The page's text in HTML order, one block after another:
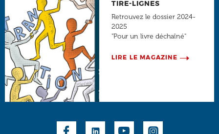
TIRE-LIGNES
Retrouvez le dossier 2024-
2025
"Pour un livre déchaîné"
LIRE LE MAGAZINE